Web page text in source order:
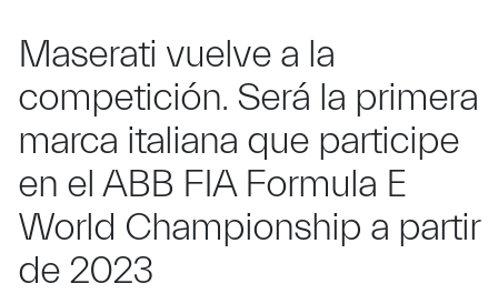
Maserati vuelve a la
competición. Será la primera
marca italiana que participe
en el ABB FIA Formula E
World Championship a partir
de 2023